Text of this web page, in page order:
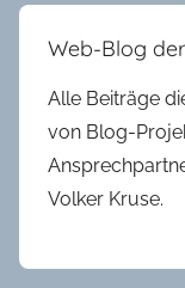
Web-Blog
Alle Beiträge
von Blog-
Volker Kruse.